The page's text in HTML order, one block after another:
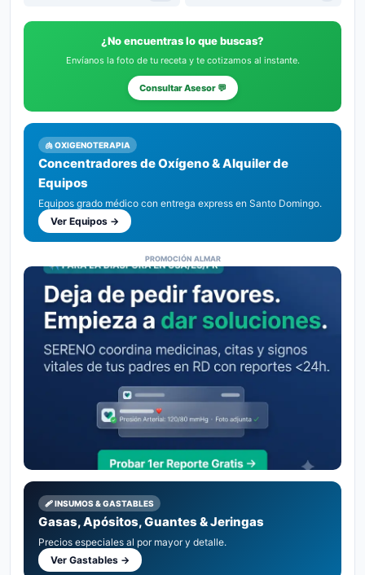
¿No encuentras lo que buscas?
Envíanos la foto de tu receta y te cotizamos al instante.
Consultar Asesor 💬
🫁 OXIGENOTERAPIA
Concentradores de Oxígeno & Alquiler de
Equipos
Equipos grado médico con entrega express en Santo Domingo.
Ver Equipos →
PROMOCIÓN ALMAR
🩹 INSUMOS & GASTABLES
Gasas, Apósitos, Guantes & Jeringas
Precios especiales al por mayor y detalle.
Ver Gastables →